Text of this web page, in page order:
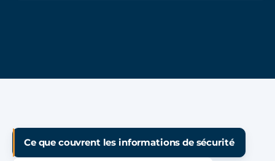
Ce que couvrent les informations de sécurité